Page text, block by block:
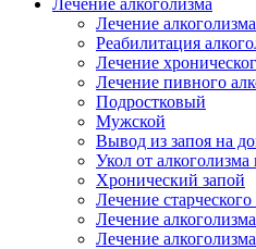
Лечение алкоголизма
Лечение
Реабилитация
Лечение
Лечение пивного
Подростковый
Мужской
Вывод из запоя на
Укол от алкоголизма
Хронический запой
Лечение
Лечение
Лечение